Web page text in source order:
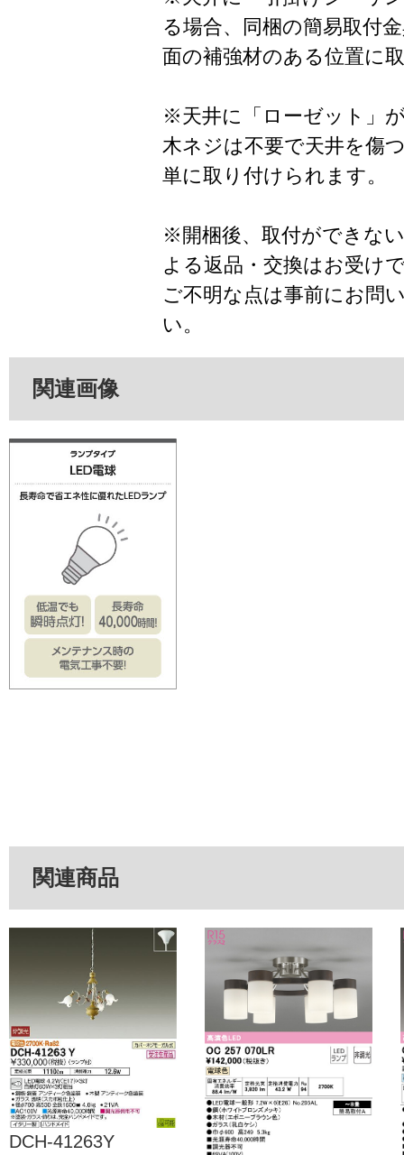
る場合、同梱の簡易取付
面の補強材のある位置に
※天井に「ローゼット」
木ネジは不要で天井を傷
単に取り付けられます。
※開梱後、取付ができな
よる返品・交換はお受け
ご不明な点は事前にお問
い。
関連画像
関連商品
DCH-41263Y